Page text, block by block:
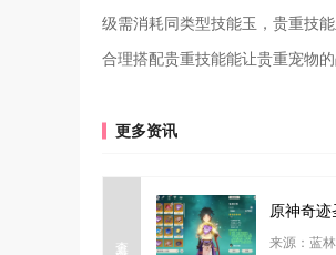
级需消耗同类型技能玉，贵重技
合理搭配贵重技能能让贵重宠物
更多资讯
查看详情
原神奇
来源：蓝